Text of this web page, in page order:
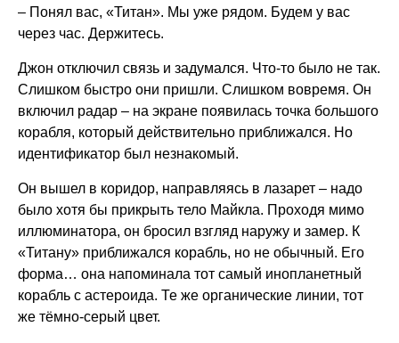
– Понял вас, «Титан». Мы уже рядом. Будем у вас
через час. Держитесь.
Джон отключил связь и задумался. Что-то было не так.
Слишком быстро они пришли. Слишком вовремя. Он
включил радар – на экране появилась точка большого
корабля, который действительно приближался. Но
идентификатор был незнакомый.
Он вышел в коридор, направляясь в лазарет – надо
было хотя бы прикрыть тело Майкла. Проходя мимо
иллюминатора, он бросил взгляд наружу и замер. К
«Титану» приближался корабль, но не обычный. Его
форма… она напоминала тот самый инопланетный
корабль с астероида. Те же органические линии, тот
же тёмно-серый цвет.